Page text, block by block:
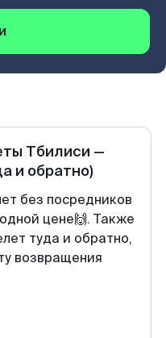
Тбилиси —
и обратно)
без посредников
цене🙌. Также
туда и обратно,
возвращения